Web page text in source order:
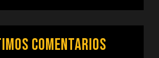
comentarios